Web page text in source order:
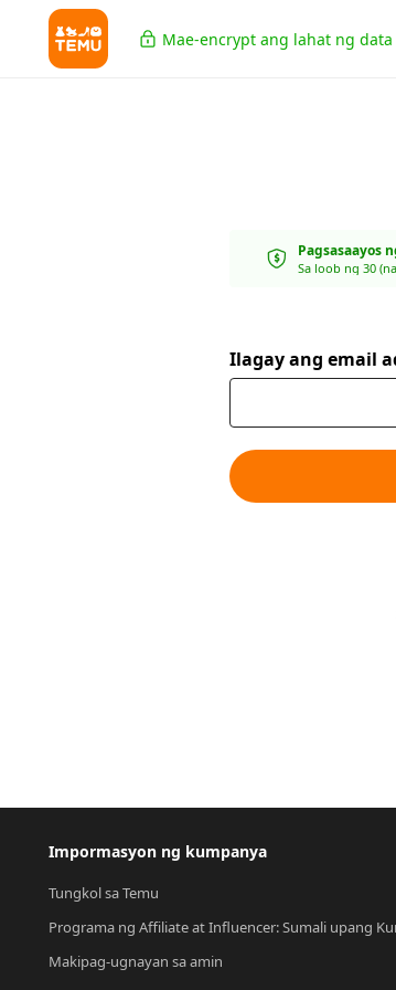
Mae-encrypt ang lahat ng data
Pagsasaayos
Sa loob ng 30
Ilagay ang email
Impormasyon ng kumpanya
Tungkol sa Temu
Programa ng Affiliate at Influencer: Sumali upang
Makipag-ugnayan sa amin